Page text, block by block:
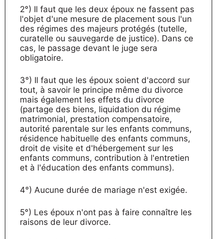
2°) Il faut que les deux époux ne fassent pas
l'objet d'une mesure de placement sous l'un
des régimes des majeurs protégés (tutelle,
curatelle ou sauvegarde de justice). Dans ce
cas, le passage devant le juge sera
obligatoire.
3°) Il faut que les époux soient d'accord sur
tout, à savoir le principe même du divorce
mais également les effets du divorce
(partage des biens, liquidation du régime
matrimonial, prestation compensatoire,
autorité parentale sur les enfants communs,
résidence habituelle des enfants communs,
droit de visite et d'hébergement sur les
enfants communs, contribution à l'entretien
et à l'éducation des enfants communs).
4°) Aucune durée de mariage n'est exigée.
5°) Les époux n'ont pas à faire connaître les
raisons de leur divorce.